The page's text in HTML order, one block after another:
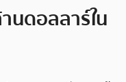
นดอลลาร์ใน